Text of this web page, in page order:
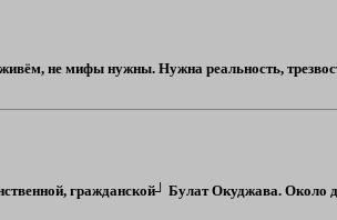
не мифы нужны. Нужна реальность,
гражданской┘ Булат Окуджава. Около